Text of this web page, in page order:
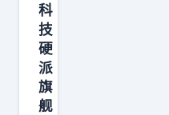
程
豹
钛
9
。
科
技
硬
派
旗
舰